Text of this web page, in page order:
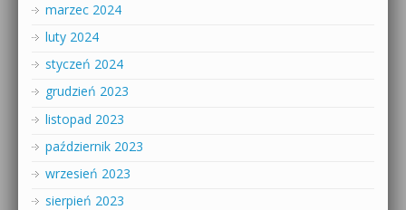
marzec 2024
luty 2024
styczeń 2024
grudzień 2023
listopad 2023
październik 2023
wrzesień 2023
sierpień 2023